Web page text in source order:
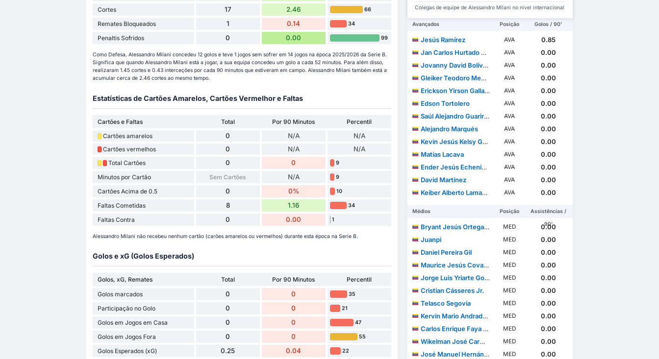
Cortes 17 2.46 66
Remates Bloqueados 1 0.14 34
Penaltis Sofridos 0 0.00 99
Como Defesa, Alessandro Milani concedeu 12 golos e teve 1 jogos sem sofrer em 14 jogos na época 2025/2026 da Serie B.
Significa que quando Alessandro Milani está a jogar, a sua equipa concedeu um golo a cada 52 minutos. Para além disso,
realizaram 1.45 cortes e 0.43 interceções por cada 90 minutos que estiveram em campo. Alessandro Milani também está a
acumular cerca de 2.46 cortes ao mesmo tempo.
Estatísticas de Cartões Amarelos, Cartões Vermelhor e Faltas
Cartões e Faltas Total Por 90 Minutos
Percentil
Cartões amarelos
0 N/A N/A
Cartões vermelhos 0 N/A N/A
Total Cartões 0 0 9
Minutos por Cartão Sem Cartões N/A 9
Cartões Acima de 0.5 0 0% 10
Faltas Cometidas 8 1.16 34
Faltas Contra 0 0.00 1
Alessandro Milani não recebeu nenhum cartão (carões amarelos ou vermelhos) durante esta época na Serie B.
Golos e xG (Golos Esperados)
Golos, xG, Remates Total Por 90 Minutos
Percentil
Golos marcados
0 0 35
Participação no Golo 0 0 21
Golos em Jogos em Casa 0 0 47
Golos em Jogos Fora 0 0 55
Golos Esperados (xG) 0.25 0.04 22
Colegas de equipe de Alessandro Milani no nível internacional
Avançados Posição Golos / 90'
Jesús Ramírez AVA
0.85
Jan Carlos Hurtado Anchico
AVA
0.00
Jovanny David Bolívar Alvarado
AVA
0.00
Gleiker Teodoro Mendoza Barrios
AVA
0.00
Erickson Yirson Gallardo
AVA
0.00
Edson Tortolero
AVA
0.00
Saúl Alejandro Guarirapa Briceño
AVA
0.00
Alejandro Marqués
AVA
0.00
Kevin Jesús Kelsy Genez
AVA
0.00
Matías Lacava
AVA
0.00
Ender Jesús Echenique Peña
AVA
0.00
David Martínez
AVA
0.00
Keiber Alberto Lamadrid Briceño
AVA 0.00
Médios Posição
Assistências /
90'
Bryant Jesús Ortega Carmona MED
0.00
Juanpi
MED
0.00
Daniel Pereira Gil
MED
0.00
Maurice Jesús Cova Sánchez
MED
0.00
Jorge Luis Yriarte González
MED
0.00
Cristian Cásseres Jr.
MED
0.00
Telasco Segovia
MED
0.00
Kervin Mario Andrade Navarro
MED
0.00
Carlos Enrique Faya Rivero
MED
0.00
Wikelman José Carmona Torres
MED
0.00
José Manuel Hernández Chávez
MED 0.00